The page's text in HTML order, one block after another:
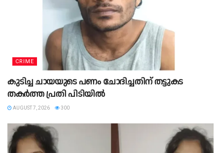
CRIME
കുടിച്ച ചായയുടെ പണം ചോദിച്ചതിന് തട്ടുകട
തകർത്ത പ്രതി പിടിയിൽ
AUGUST 7, 2026 300